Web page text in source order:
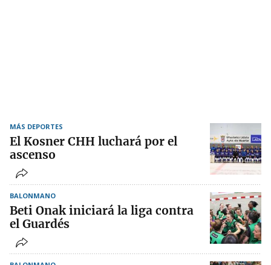
MÁS DEPORTES
El Kosner CHH luchará por el
ascenso
BALONMANO
Beti Onak iniciará la liga contra
el Guardés